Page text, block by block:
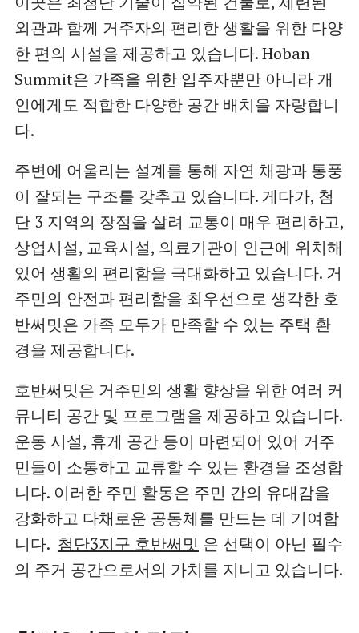
외관과 함께 거주자의 편리한 생활을 위한 다양
한 편의 시설을 제공하고 있습니다. Hoban
Summit은 가족을 위한 입주자뿐만 아니라 개
인에게도 적합한 다양한 공간 배치을 자랑합니
다.
주변에 어울리는 설계를 통해 자연 채광과 통풍
이 잘되는 구조를 갖추고 있습니다. 게다가, 첨
단 3 지역의 장점을 살려 교통이 매우 편리하고,
상업시설, 교육시설, 의료기관이 인근에 위치해
있어 생활의 편리함을 극대화하고 있습니다. 거
주민의 안전과 편리함을 최우선으로 생각한 호
반써밋은 가족 모두가 만족할 수 있는 주택 환
경을 제공합니다.
호반써밋은 거주민의 생활 향상을 위한 여러 커
뮤니티 공간 및 프로그램을 제공하고 있습니다.
운동 시설, 휴게 공간 등이 마련되어 있어 거주
민들이 소통하고 교류할 수 있는 환경을 조성합
니다. 이러한 주민 활동은 주민 간의 유대감을
강화하고 다채로운 공동체를 만드는 데 기여합
니다. 첨단3지구 호반써밋 은 선택이 아닌 필수
의 주거 공간으로서의 가치를 지니고 있습니다.